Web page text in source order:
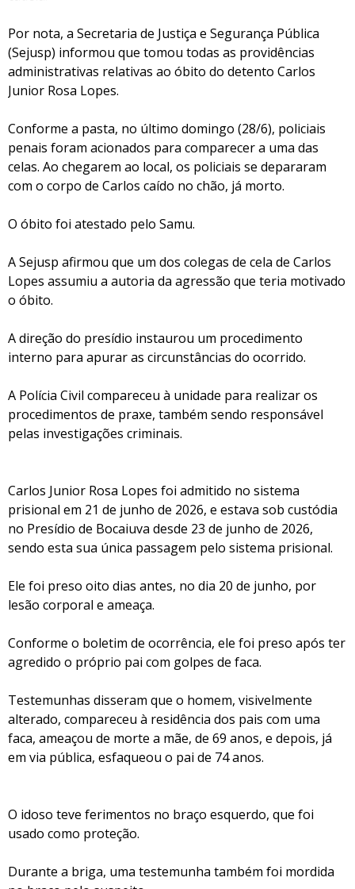
Por nota, a Secretaria de Justiça e Segurança Pública
(Sejusp) informou que tomou todas as providências
administrativas relativas ao óbito do detento Carlos
Junior Rosa Lopes.
Conforme a pasta, no último domingo (28/6), policiais
penais foram acionados para comparecer a uma das
celas. Ao chegarem ao local, os policiais se depararam
com o corpo de Carlos caído no chão, já morto.
O óbito foi atestado pelo Samu.
A Sejusp afirmou que um dos colegas de cela de Carlos
Lopes assumiu a autoria da agressão que teria motivado
o óbito.
A direção do presídio instaurou um procedimento
interno para apurar as circunstâncias do ocorrido.
A Polícia Civil compareceu à unidade para realizar os
procedimentos de praxe, também sendo responsável
pelas investigações criminais.
Carlos Junior Rosa Lopes foi admitido no sistema
prisional em 21 de junho de 2026, e estava sob custódia
no Presídio de Bocaiuva desde 23 de junho de 2026,
sendo esta sua única passagem pelo sistema prisional.
Ele foi preso oito dias antes, no dia 20 de junho, por
lesão corporal e ameaça.
Conforme o boletim de ocorrência, ele foi preso após ter
agredido o próprio pai com golpes de faca.
Testemunhas disseram que o homem, visivelmente
alterado, compareceu à residência dos pais com uma
faca, ameaçou de morte a mãe, de 69 anos, e depois, já
em via pública, esfaqueou o pai de 74 anos.
O idoso teve ferimentos no braço esquerdo, que foi
usado como proteção.
Durante a briga, uma testemunha também foi mordida